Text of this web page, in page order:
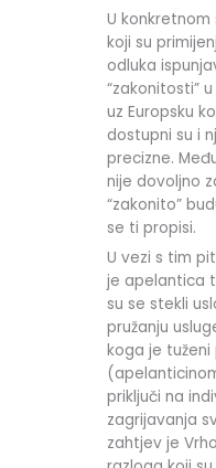
U konkretnom
koji su
odluka
“zakonitosti”
uz Europsku
dostupni su i
precizne.
nije dovoljno
“zakonito”
se ti propisi.
U vezi s tim
je apelantica
su se stekli
pružanju
koga je tuženi
priključi na
zagrijavanja
zahtjev je